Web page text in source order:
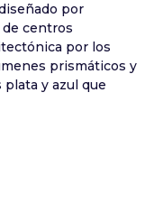
por
centros
por los
prismáticos y
y azul que